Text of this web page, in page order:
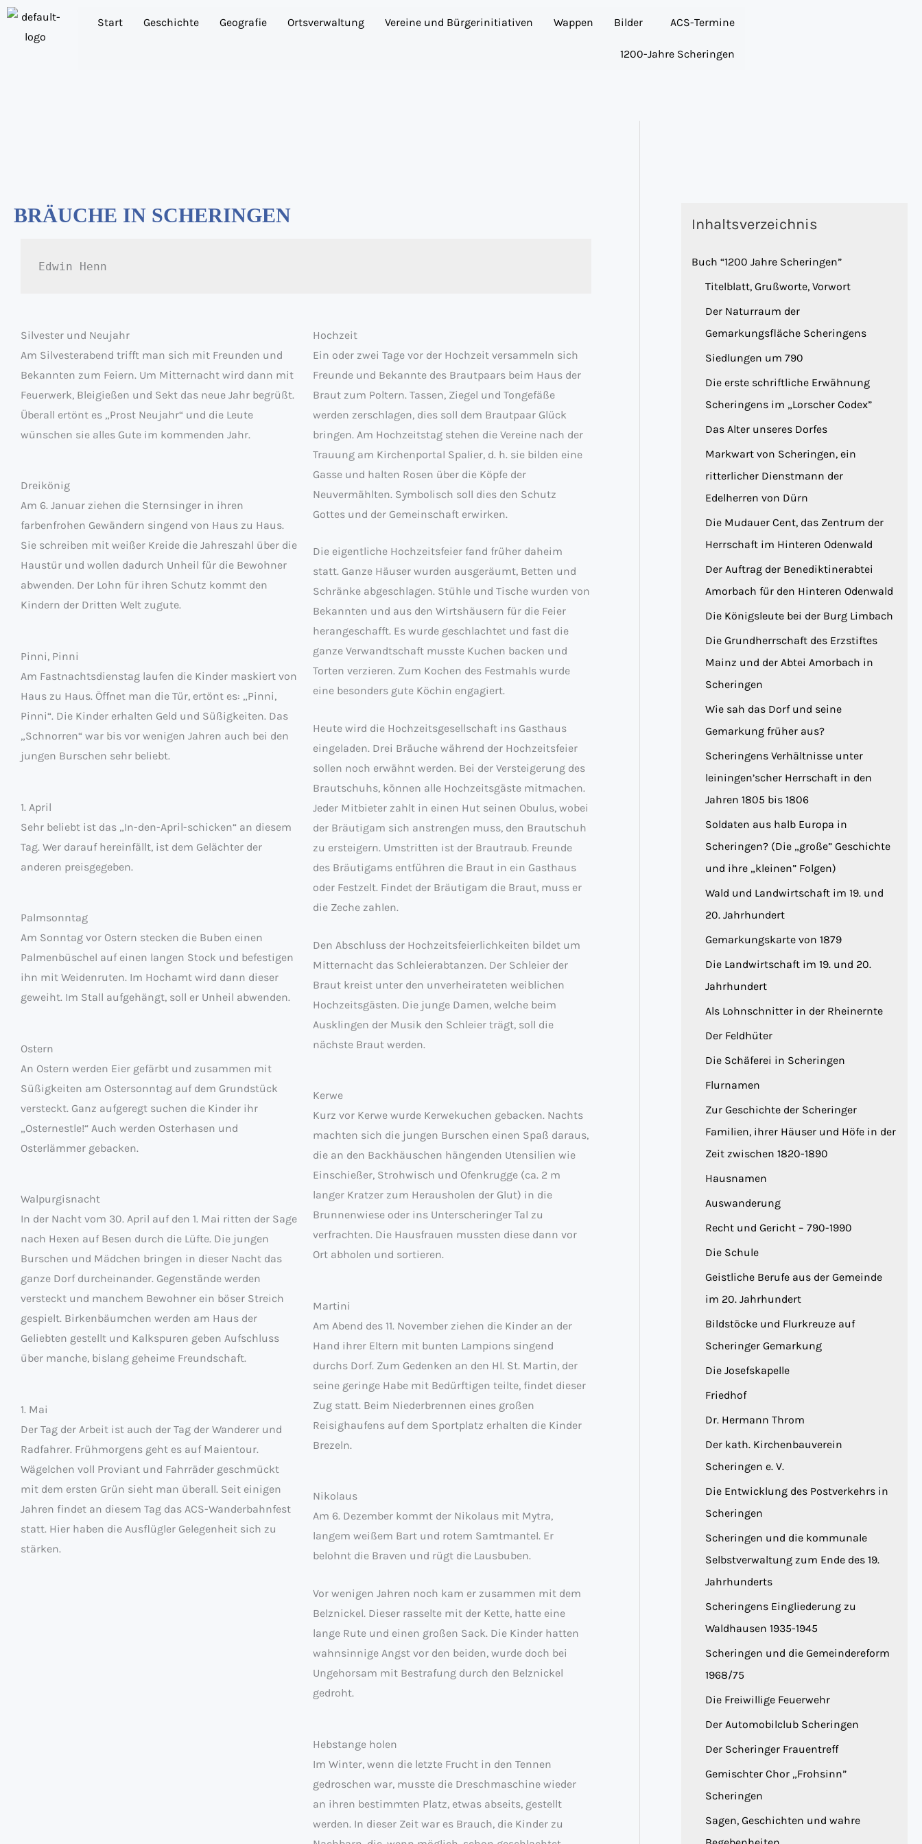
Zum
Start Geschichte Geografie Ortsverwaltung Vereine und Bürgerinitiativen Wappen Bilder ACS-Termine
1200-Jahre Scheringen
BRÄUCHE IN SCHERINGEN
Edwin Henn
Silvester und Neujahr
Am Silvesterabend trifft man sich mit Freunden und
Bekannten zum Feiern. Um Mitternacht wird dann mit
Feuerwerk, Bleigießen und Sekt das neue Jahr begrüßt.
Überall ertönt es „Prost Neujahr“ und die Leute
wünschen sie alles Gute im kommenden Jahr.
Dreikönig
Am 6. Januar ziehen die Sternsinger in ihren
farbenfrohen Gewändern singend von Haus zu Haus.
Sie schreiben mit weißer Kreide die Jahreszahl über die
Haustür und wollen dadurch Unheil für die Bewohner
abwenden. Der Lohn für ihren Schutz kommt den
Kindern der Dritten Welt zugute.
Pinni, Pinni
Am Fastnachtsdienstag laufen die Kinder maskiert von
Haus zu Haus. Öffnet man die Tür, ertönt es: „Pinni,
Pinni“. Die Kinder erhalten Geld und Süßigkeiten. Das
„Schnorren“ war bis vor wenigen Jahren auch bei den
jungen Burschen sehr beliebt.
1. April
Sehr beliebt ist das „In-den-April-schicken“ an diesem
Tag. Wer darauf hereinfällt, ist dem Gelächter der
anderen preisgegeben.
Palmsonntag
Am Sonntag vor Ostern stecken die Buben einen
Palmenbüschel auf einen langen Stock und befestigen
ihn mit Weidenruten. Im Hochamt wird dann dieser
geweiht. Im Stall aufgehängt, soll er Unheil abwenden.
Ostern
An Ostern werden Eier gefärbt und zusammen mit
Süßigkeiten am Ostersonntag auf dem Grundstück
versteckt. Ganz aufgeregt suchen die Kinder ihr
„Osternestle!“ Auch werden Osterhasen und
Osterlämmer gebacken.
Walpurgisnacht
In der Nacht vom 30. April auf den 1. Mai ritten der Sage
nach Hexen auf Besen durch die Lüfte. Die jungen
Burschen und Mädchen bringen in dieser Nacht das
ganze Dorf durcheinander. Gegenstände werden
versteckt und manchem Bewohner ein böser Streich
gespielt. Birkenbäumchen werden am Haus der
Geliebten gestellt und Kalkspuren geben Aufschluss
über manche, bislang geheime Freundschaft.
1. Mai
Der Tag der Arbeit ist auch der Tag der Wanderer und
Radfahrer. Frühmorgens geht es auf Maientour.
Wägelchen voll Proviant und Fahrräder geschmückt
mit dem ersten Grün sieht man überall. Seit einigen
Jahren findet an diesem Tag das ACS-Wanderbahnfest
statt. Hier haben die Ausflügler Gelegenheit sich zu
stärken.
Hochzeit
Ein oder zwei Tage vor der Hochzeit versammeln sich
Freunde und Bekannte des Brautpaars beim Haus der
Braut zum Poltern. Tassen, Ziegel und Tongefäße
werden zerschlagen, dies soll dem Brautpaar Glück
bringen. Am Hochzeitstag stehen die Vereine nach der
Trauung am Kirchenportal Spalier, d. h. sie bilden eine
Gasse und halten Rosen über die Köpfe der
Neuvermählten. Symbolisch soll dies den Schutz
Gottes und der Gemeinschaft erwirken.
Die eigentliche Hochzeitsfeier fand früher daheim
statt. Ganze Häuser wurden ausgeräumt, Betten und
Schränke abgeschlagen. Stühle und Tische wurden von
Bekannten und aus den Wirtshäusern für die Feier
herangeschafft. Es wurde geschlachtet und fast die
ganze Verwandtschaft musste Kuchen backen und
Torten verzieren. Zum Kochen des Festmahls wurde
eine besonders gute Köchin engagiert.
Heute wird die Hochzeitsgesellschaft ins Gasthaus
eingeladen. Drei Bräuche während der Hochzeitsfeier
sollen noch erwähnt werden. Bei der Versteigerung des
Brautschuhs, können alle Hochzeitsgäste mitmachen.
Jeder Mitbieter zahlt in einen Hut seinen Obulus, wobei
der Bräutigam sich anstrengen muss, den Brautschuh
zu ersteigern. Umstritten ist der Brautraub. Freunde
des Bräutigams entführen die Braut in ein Gasthaus
oder Festzelt. Findet der Bräutigam die Braut, muss er
die Zeche zahlen.
Den Abschluss der Hochzeitsfeierlichkeiten bildet um
Mitternacht das Schleierabtanzen. Der Schleier der
Braut kreist unter den unverheirateten weiblichen
Hochzeitsgästen. Die junge Damen, welche beim
Ausklingen der Musik den Schleier trägt, soll die
nächste Braut werden.
Kerwe
Kurz vor Kerwe wurde Kerwekuchen gebacken. Nachts
machten sich die jungen Burschen einen Spaß daraus,
die an den Backhäuschen hängenden Utensilien wie
Einschießer, Strohwisch und Ofenkrugge (ca. 2 m
langer Kratzer zum Herausholen der Glut) in die
Brunnenwiese oder ins Unterscheringer Tal zu
verfrachten. Die Hausfrauen mussten diese dann vor
Ort abholen und sortieren.
Martini
Am Abend des 11. November ziehen die Kinder an der
Hand ihrer Eltern mit bunten Lampions singend
durchs Dorf. Zum Gedenken an den Hl. St. Martin, der
seine geringe Habe mit Bedürftigen teilte, findet dieser
Zug statt. Beim Niederbrennen eines großen
Reisighaufens auf dem Sportplatz erhalten die Kinder
Brezeln.
Nikolaus
Am 6. Dezember kommt der Nikolaus mit Mytra,
langem weißem Bart und rotem Samtmantel. Er
belohnt die Braven und rügt die Lausbuben.
Vor wenigen Jahren noch kam er zusammen mit dem
Belznickel. Dieser rasselte mit der Kette, hatte eine
lange Rute und einen großen Sack. Die Kinder hatten
wahnsinnige Angst vor den beiden, wurde doch bei
Ungehorsam mit Bestrafung durch den Belznickel
gedroht.
Hebstange holen
Im Winter, wenn die letzte Frucht in den Tennen
gedroschen war, musste die Dreschmaschine wieder
an ihren bestimmten Platz, etwas abseits, gestellt
werden. In dieser Zeit war es Brauch, die Kinder zu
Inhaltsverzeichnis
Buch “1200 Jahre Scheringen”
Titelblatt, Grußworte, Vorwort
Der Naturraum der
Gemarkungsfläche Scheringens
Siedlungen um 790
Die erste schriftliche Erwähnung
Scheringens im „Lorscher Codex”
Das Alter unseres Dorfes
Markwart von Scheringen, ein
ritterlicher Dienstmann der
Edelherren von Dürn
Die Mudauer Cent, das Zentrum der
Herrschaft im Hinteren Odenwald
Der Auftrag der Benediktinerabtei
Amorbach für den Hinteren Odenwald
Die Königsleute bei der Burg Limbach
Die Grundherrschaft des Erzstiftes
Mainz und der Abtei Amorbach in
Scheringen
Wie sah das Dorf und seine
Gemarkung früher aus?
Scheringens Verhältnisse unter
leiningen’scher Herrschaft in den
Jahren 1805 bis 1806
Soldaten aus halb Europa in
Scheringen? (Die „große” Geschichte
und ihre „kleinen” Folgen)
Wald und Landwirtschaft im 19. und
20. Jahrhundert
Gemarkungskarte von 1879
Die Landwirtschaft im 19. und 20.
Jahrhundert
Als Lohnschnitter in der Rheinernte
Der Feldhüter
Die Schäferei in Scheringen
Flurnamen
Zur Geschichte der Scheringer
Familien, ihrer Häuser und Höfe in der
Zeit zwischen 1820-1890
Hausnamen
Auswanderung
Recht und Gericht – 790-1990
Die Schule
Geistliche Berufe aus der Gemeinde
im 20. Jahrhundert
Bildstöcke und Flurkreuze auf
Scheringer Gemarkung
Die Josefskapelle
Friedhof
Dr. Hermann Throm
Der kath. Kirchenbauverein
Scheringen e. V.
Die Entwicklung des Postverkehrs in
Scheringen
Scheringen und die kommunale
Selbstverwaltung zum Ende des 19.
Jahrhunderts
Scheringens Eingliederung zu
Waldhausen 1935-1945
Scheringen und die Gemeindereform
1968/75
Die Freiwillige Feuerwehr
Der Automobilclub Scheringen
Der Scheringer Frauentreff
Gemischter Chor „Frohsinn”
Scheringen
Sagen, Geschichten und wahre